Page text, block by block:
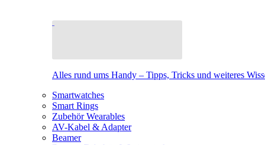
Alles rund ums Handy – Tipps, Tricks und weiteres
Smartwatches
Smart Rings
Zubehör Wearables
AV-Kabel & Adapter
Beamer